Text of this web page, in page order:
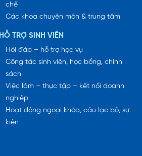
chế
Các khoa chuyên môn & trung tâm
HỖ TRỢ SINH VIÊN
Hỏi đáp – hỗ trợ học vụ
Công tác sinh viên, học bổng, chính
sách
Việc làm – thực tập – kết nối doanh
nghiệp
Hoạt động ngoại khóa, câu lạc bộ, sự
kiện